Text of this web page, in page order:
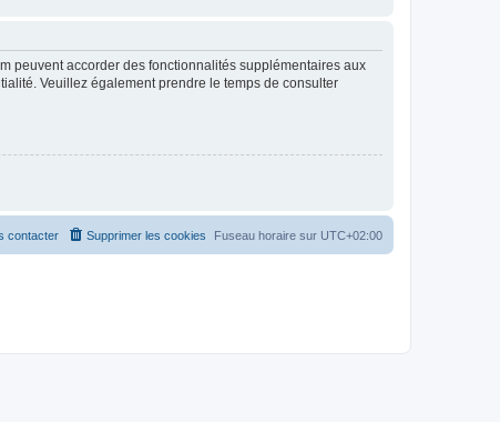
peuvent accorder des fonctionnalités supplémentaires aux
Veuillez également prendre le temps de consulter
Fuseau horaire sur UTC+02:00
Supprimer les cookies
contacter